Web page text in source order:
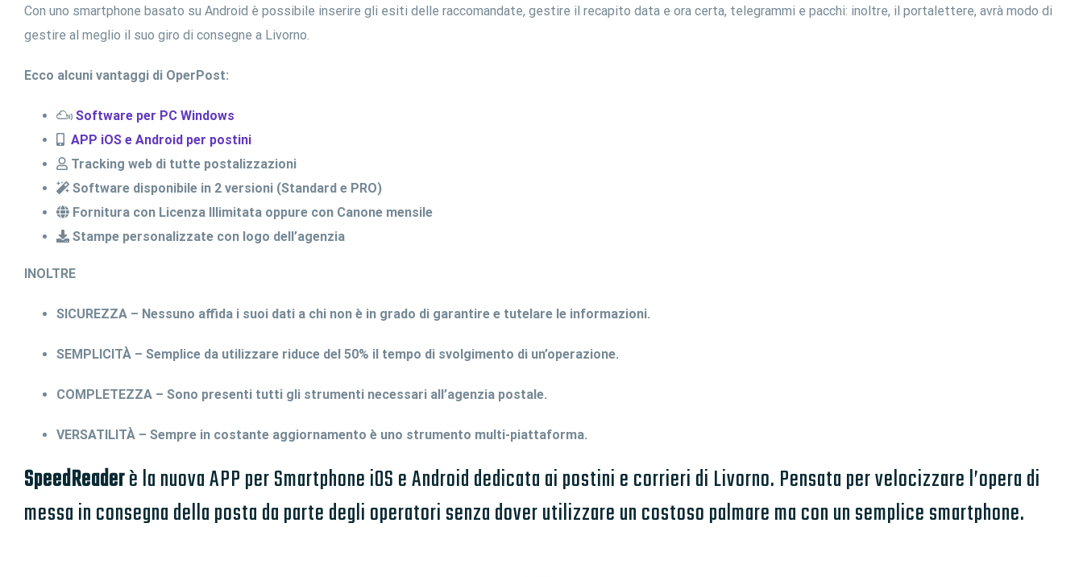
Con uno smartphone basato su Android è possibile inserire gli esiti delle raccomandate, gestire il recapito data e ora certa, telegrammi e pacchi: inoltre, il portalettere, avrà modo di
gestire al meglio il suo giro di consegne a Livorno.
Ecco alcuni vantaggi di OperPost:
Software per PC Windows
APP iOS e Android per postini
Tracking web di tutte postalizzazioni
Software disponibile in 2 versioni (Standard e PRO)
Fornitura con Licenza Illimitata oppure con Canone mensile
Stampe personalizzate con logo dell’agenzia
INOLTRE
SICUREZZA – Nessuno affida i suoi dati a chi non è in grado di garantire e tutelare le informazioni.
SEMPLICITÀ – Semplice da utilizzare riduce del 50% il tempo di svolgimento di un’operazione.
COMPLETEZZA – Sono presenti tutti gli strumenti necessari all’agenzia postale.
VERSATILITÀ – Sempre in costante aggiornamento è uno strumento multi-piattaforma.
SpeedReaderè la nuova APP per Smartphone iOS e Android dedicata ai postini e corrieri di Livorno. Pensata per velocizzare l’opera di
messa in consegna della posta da parte degli operatori senza dover utilizzare un costoso palmare ma con un semplice smartphone.